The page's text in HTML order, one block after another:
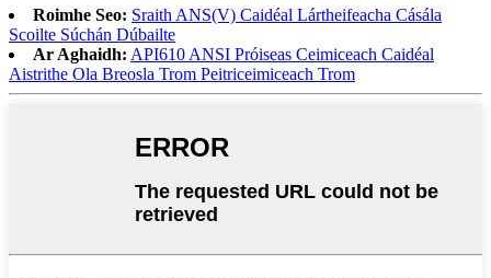
Roimhe Seo: Sraith ANS(V) Caidéal Lártheifeacha Cásála
Scoilte Súchán Dúbailte
Ar Aghaidh: API610 ANSI Próiseas Ceimiceach Caidéal
Aistrithe Ola Breosla Trom Peitriceimiceach Trom